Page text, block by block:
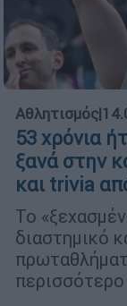
Αθλητισμός|
53 χρόνια
ξανά στην
και trivia
Το
διαστημικό